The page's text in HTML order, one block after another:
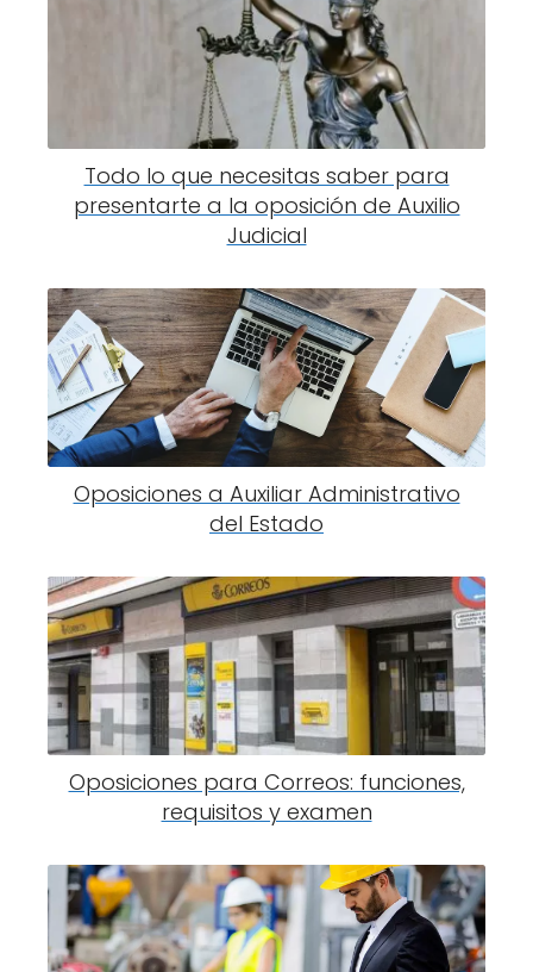
Todo lo que necesitas saber para
presentarte a la oposición de Auxilio
Judicial
Oposiciones a Auxiliar Administrativo
del Estado
Oposiciones para Correos: funciones,
requisitos y examen